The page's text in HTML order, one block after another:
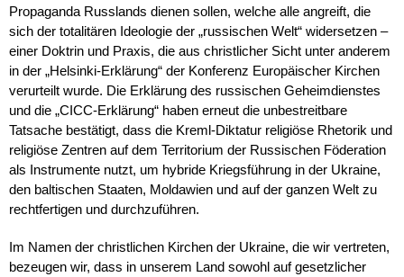
Propaganda Russlands dienen sollen, welche alle angreift, die
sich der totalitären Ideologie der „russischen Welt“ widersetzen –
einer Doktrin und Praxis, die aus christlicher Sicht unter anderem
in der „Helsinki-Erklärung“ der Konferenz Europäischer Kirchen
verurteilt wurde. Die Erklärung des russischen Geheimdienstes
und die „CICC-Erklärung“ haben erneut die unbestreitbare
Tatsache bestätigt, dass die Kreml-Diktatur religiöse Rhetorik und
religiöse Zentren auf dem Territorium der Russischen Föderation
als Instrumente nutzt, um hybride Kriegsführung in der Ukraine,
den baltischen Staaten, Moldawien und auf der ganzen Welt zu
rechtfertigen und durchzuführen.
Im Namen der christlichen Kirchen der Ukraine, die wir vertreten,
bezeugen wir, dass in unserem Land sowohl auf gesetzlicher